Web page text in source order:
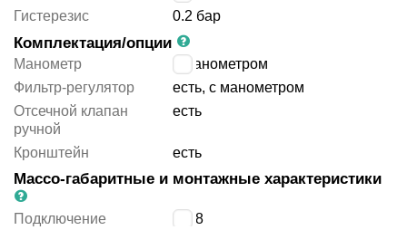
Гистерезис
0.2 бар
Комплектация/опции
Манометр
с манометром
Фильтр-регулятор
есть, с манометром
Отсечной клапан
ручной
есть
Кронштейн есть
Массо-габаритные и монтажные характеристики
Подключение G3/8